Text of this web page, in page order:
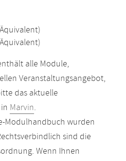
alle Module,
Veranstaltungsangebot,
das aktuelle
Marvin.
Modulhandbuch wurden
sind die
Wenn Ihnen